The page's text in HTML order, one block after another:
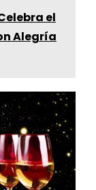
el
Alegría